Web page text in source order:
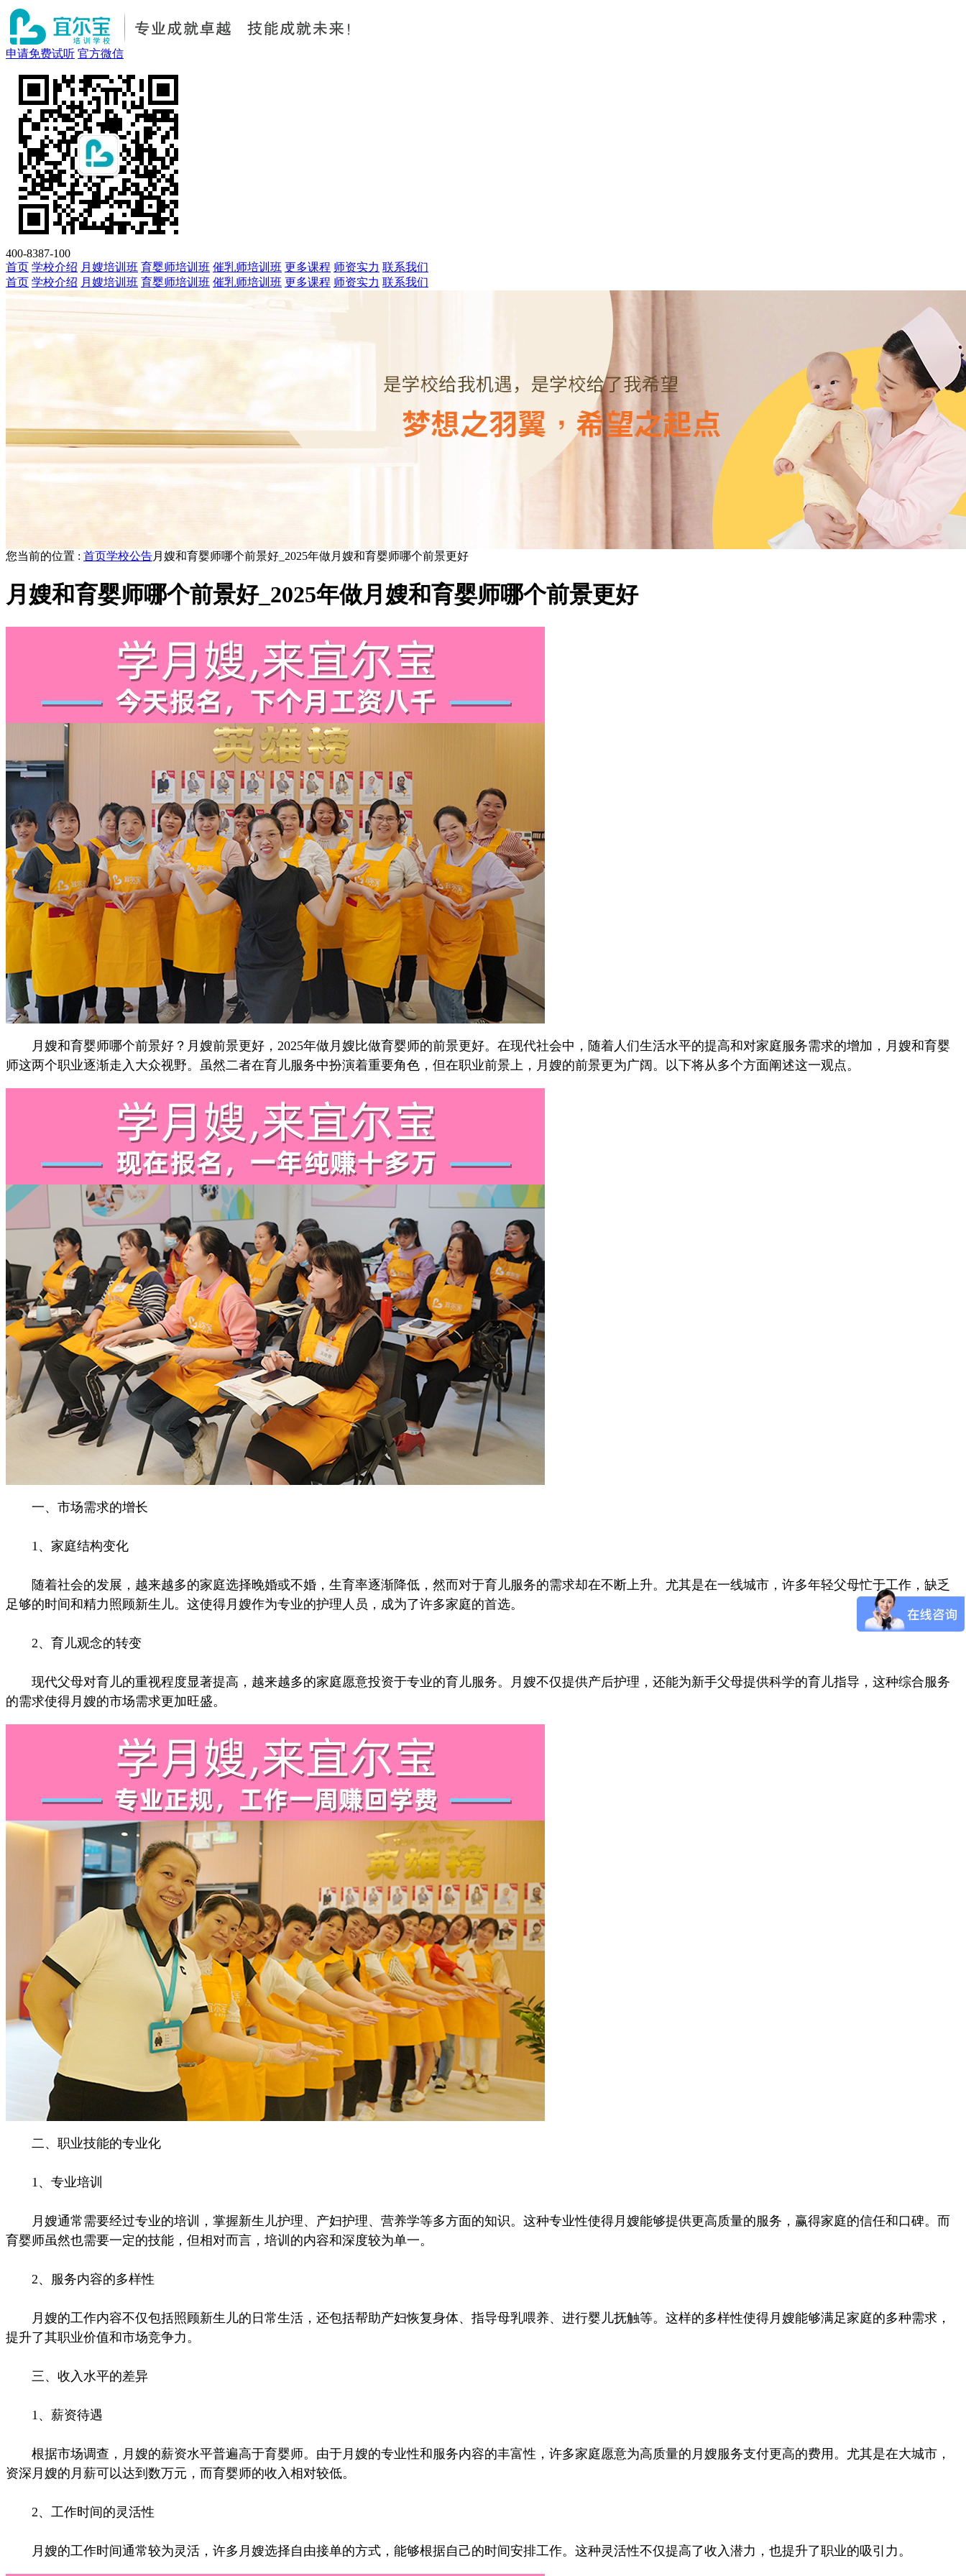
申请免费试听 官方微信
400-8387-100
首页 学校介绍 月嫂培训班 育婴师培训班 催乳师培训班 更多课程 师资实力 联系我们
首页 学校介绍 月嫂培训班 育婴师培训班 催乳师培训班 更多课程 师资实力 联系我们
您当前的位置 : 首页学校公告月嫂和育婴师哪个前景好_2025年做月嫂和育婴师哪个前景更好
月嫂和育婴师哪个前景好_2025年做月嫂和育婴师哪个前景更好
月嫂和育婴师哪个前景好？月嫂前景更好，2025年做月嫂比做育婴师的前景更好。在现代社会中，随着人们生活水平的提高和对家庭服务需求的增加，月嫂和育婴
师这两个职业逐渐走入大众视野。虽然二者在育儿服务中扮演着重要角色，但在职业前景上，月嫂的前景更为广阔。以下将从多个方面阐述这一观点。
一、市场需求的增长
1、家庭结构变化
随着社会的发展，越来越多的家庭选择晚婚或不婚，生育率逐渐降低，然而对于育儿服务的需求却在不断上升。尤其是在一线城市，许多年轻父母忙于工作，缺乏
足够的时间和精力照顾新生儿。这使得月嫂作为专业的护理人员，成为了许多家庭的首选。
2、育儿观念的转变
现代父母对育儿的重视程度显著提高，越来越多的家庭愿意投资于专业的育儿服务。月嫂不仅提供产后护理，还能为新手父母提供科学的育儿指导，这种综合服务
的需求使得月嫂的市场需求更加旺盛。
二、职业技能的专业化
1、专业培训
月嫂通常需要经过专业的培训，掌握新生儿护理、产妇护理、营养学等多方面的知识。这种专业性使得月嫂能够提供更高质量的服务，赢得家庭的信任和口碑。而
育婴师虽然也需要一定的技能，但相对而言，培训的内容和深度较为单一。
2、服务内容的多样性
月嫂的工作内容不仅包括照顾新生儿的日常生活，还包括帮助产妇恢复身体、指导母乳喂养、进行婴儿抚触等。这样的多样性使得月嫂能够满足家庭的多种需求，
提升了其职业价值和市场竞争力。
三、收入水平的差异
1、薪资待遇
根据市场调查，月嫂的薪资水平普遍高于育婴师。由于月嫂的专业性和服务内容的丰富性，许多家庭愿意为高质量的月嫂服务支付更高的费用。尤其是在大城市，
资深月嫂的月薪可以达到数万元，而育婴师的收入相对较低。
2、工作时间的灵活性
月嫂的工作时间通常较为灵活，许多月嫂选择自由接单的方式，能够根据自己的时间安排工作。这种灵活性不仅提高了收入潜力，也提升了职业的吸引力。